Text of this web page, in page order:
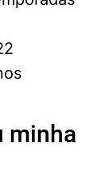
minha